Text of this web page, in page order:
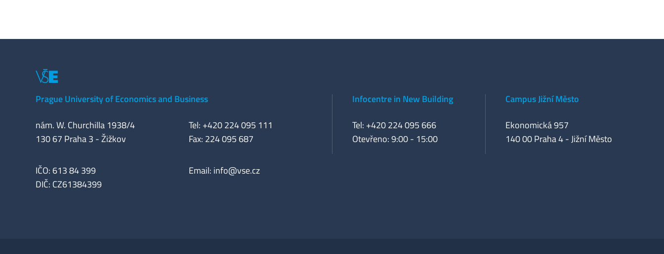
Prague University of Economics and Business
nám. W. Churchilla 1938/4
130 67 Praha 3 - Žižkov
Tel: +420 224 095 111
Fax: 224 095 687
IČO: 613 84 399
DIČ: CZ61384399
Email: info@vse.cz
Infocentre in New Building
Tel: +420 224 095 666
Otevřeno: 9:00 - 15:00
Campus Jižní Město
Ekonomická 957
140 00 Praha 4 - Jižní Město